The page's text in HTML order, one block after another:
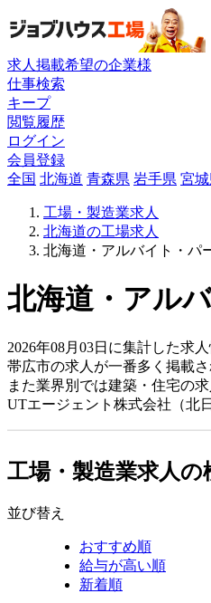
求人掲載希望の企業様
仕事検索
キープ
閲覧履歴
ログイン
会員登録
全国 北海道 青森県 岩手県 宮
工場・製造業求人
北海道の工場求人
北海道・アルバイト・パ
北海道・アル
2026年08月03日に集計した求
帯広市の求人が一番多く掲載さ
また業界別では建築・住宅の
UTエージェント株式会社（北
工場・製造業求人の
並び替え
おすすめ順
給与が高い順
新着順